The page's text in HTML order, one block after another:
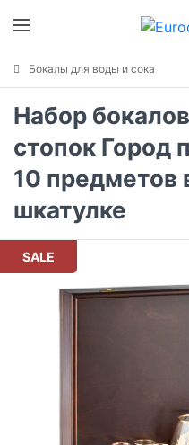
Бокалы для воды и сока
Набор
стопок Город
10 предметов
шкатулке
SALE